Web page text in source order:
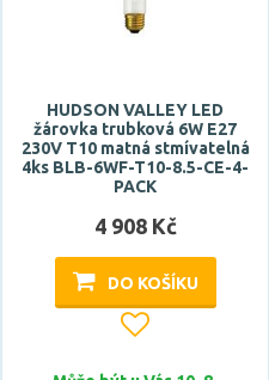
HUDSON VALLEY LED
žárovka trubková 6W E27
230V T10 matná stmívatelná
4ks BLB-6WF-T10-8.5-CE-4-
PACK
4 908 Kč
DO KOŠÍKU